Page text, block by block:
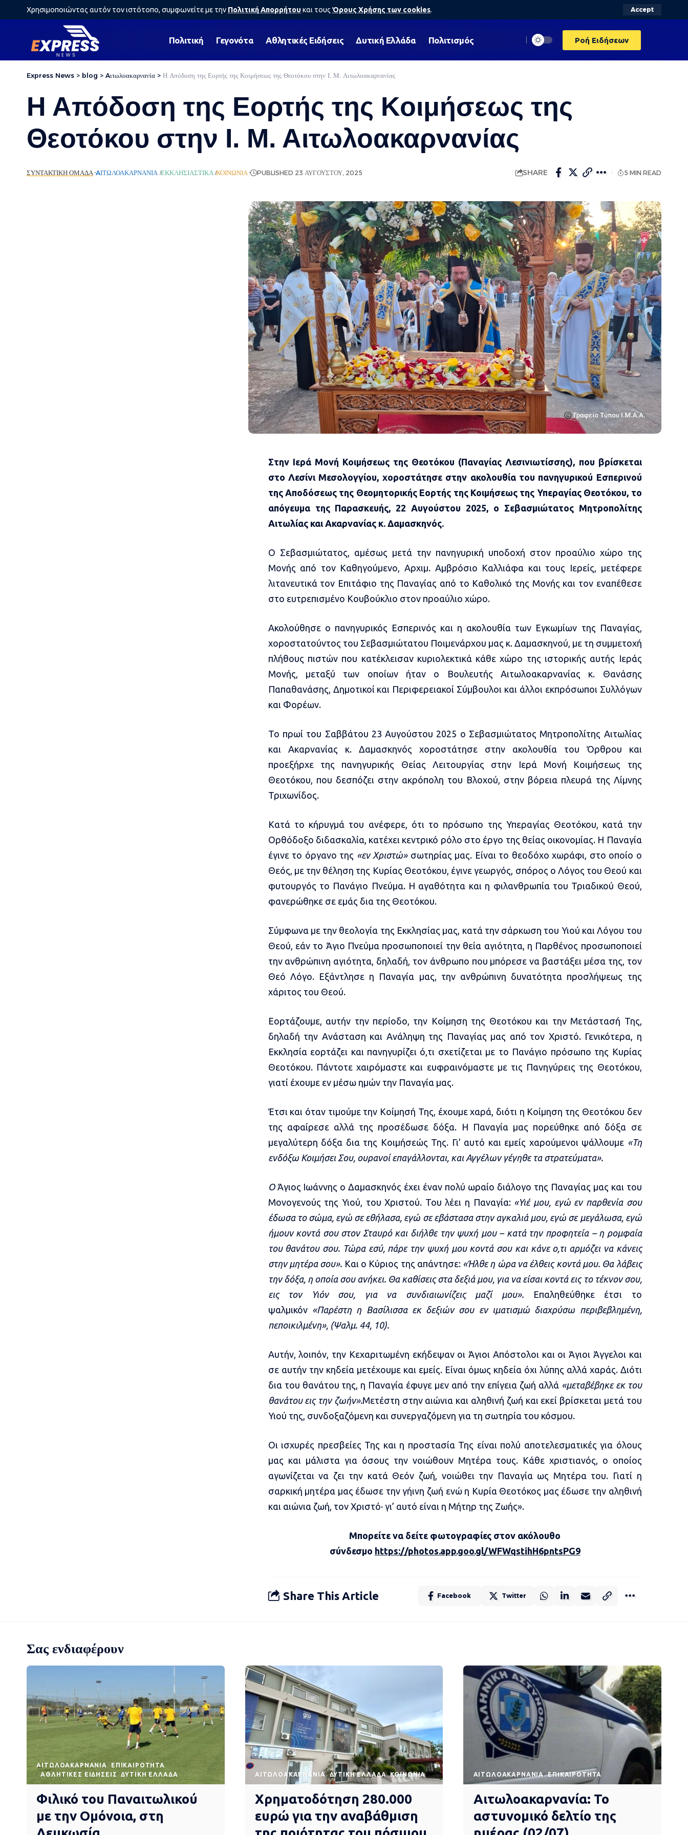
Χρησιμοποιώντας αυτόν τον ιστότοπο, συμφωνείτε με την Πολιτική Απορρήτου και τους Όρους Χρήσης των cookies. Accept
Πολιτική Γεγονότα Αθλητικές Ειδήσεις Δυτική Ελλάδα Πολιτισμός Ροή Ειδήσεων
Express News > blog > Aιτωλοακαρνανία > Η Απόδοση της Εορτής της Κοιμήσεως της Θεοτόκου στην Ι. Μ. Αιτωλοακαρνανίας
Η Απόδοση της Εορτής της Κοιμήσεως της
Θεοτόκου στην Ι. Μ. Αιτωλοακαρνανίας
ΣΥΝΤΑΚΤΙΚΉ ΟΜΆΔΑ AΙΤΩΛΟΑΚΑΡΝΑΝΊΑ ΕΚΚΛΗΣΙΑΣΤΙΚΆ ΚΟΙΝΩΝΊΑ PUBLISHED 23 ΑΥΓΟΎΣΤΟΥ, 2025 SHARE 5 MIN READ
Στην Ιερά Μονή Κοιμήσεως της Θεοτόκου (Παναγίας Λεσινιωτίσσης), που βρίσκεται
στο Λεσίνι Μεσολογγίου, χοροστάτησε στην ακολουθία του πανηγυρικού Εσπερινού
της Αποδόσεως της Θεομητορικής Εορτής της Κοιμήσεως της Υπεραγίας Θεοτόκου, το
απόγευμα της Παρασκευής, 22 Αυγούστου 2025, ο Σεβασμιώτατος Μητροπολίτης
Αιτωλίας και Ακαρνανίας κ. Δαμασκηνός.
Ο Σεβασμιώτατος, αμέσως μετά την πανηγυρική υποδοχή στον προαύλιο χώρο της
Μονής από τον Καθηγούμενο, Αρχιμ. Αμβρόσιο Καλλιάφα και τους Ιερείς, μετέφερε
λιτανευτικά τον Επιτάφιο της Παναγίας από το Καθολικό της Μονής και τον εναπέθεσε
στο ευτρεπισμένο Κουβούκλιο στον προαύλιο χώρο.
Ακολούθησε ο πανηγυρικός Εσπερινός και η ακολουθία των Εγκωμίων της Παναγίας,
χοροστατούντος του Σεβασμιώτατου Ποιμενάρχου μας κ. Δαμασκηνού, με τη συμμετοχή
πλήθους πιστών που κατέκλεισαν κυριολεκτικά κάθε χώρο της ιστορικής αυτής Ιεράς
Μονής, μεταξύ των οποίων ήταν ο Βουλευτής Αιτωλοακαρνανίας κ. Θανάσης
Παπαθανάσης, Δημοτικοί και Περιφερειακοί Σύμβουλοι και άλλοι εκπρόσωποι Συλλόγων
και Φορέων.
Το πρωί του Σαββάτου 23 Αυγούστου 2025 ο Σεβασμιώτατος Μητροπολίτης Αιτωλίας
και Ακαρνανίας κ. Δαμασκηνός χοροστάτησε στην ακολουθία του Όρθρου και
προεξήρχε της πανηγυρικής Θείας Λειτουργίας στην Ιερά Μονή Κοιμήσεως της
Θεοτόκου, που δεσπόζει στην ακρόπολη του Βλοχού, στην βόρεια πλευρά της Λίμνης
Τριχωνίδος.
Κατά το κήρυγμά του ανέφερε, ότι το πρόσωπο της Υπεραγίας Θεοτόκου, κατά την
Ορθόδοξο διδασκαλία, κατέχει κεντρικό ρόλο στο έργο της θείας οικονομίας. Η Παναγία
έγινε το όργανο της «εν Χριστώ» σωτηρίας μας. Είναι το θεοδόχο χωράφι, στο οποίο ο
Θεός, με την θέληση της Κυρίας Θεοτόκου, έγινε γεωργός, σπόρος ο Λόγος του Θεού και
φυτουργός το Πανάγιο Πνεύμα. Η αγαθότητα και η φιλανθρωπία του Τριαδικού Θεού,
φανερώθηκε σε εμάς δια της Θεοτόκου.
Σύμφωνα με την θεολογία της Εκκλησίας μας, κατά την σάρκωση του Υιού και Λόγου του
Θεού, εάν το Άγιο Πνεύμα προσωποποιεί την θεία αγιότητα, η Παρθένος προσωποποιεί
την ανθρώπινη αγιότητα, δηλαδή, τον άνθρωπο που μπόρεσε να βαστάξει μέσα της, τον
Θεό Λόγο. Εξάντλησε η Παναγία μας, την ανθρώπινη δυνατότητα προσλήψεως της
χάριτος του Θεού.
Εορτάζουμε, αυτήν την περίοδο, την Κοίμηση της Θεοτόκου και την Μετάστασή Της,
δηλαδή την Ανάσταση και Ανάληψη της Παναγίας μας από τον Χριστό. Γενικότερα, η
Εκκλησία εορτάζει και πανηγυρίζει ό,τι σχετίζεται με το Πανάγιο πρόσωπο της Κυρίας
Θεοτόκου. Πάντοτε χαιρόμαστε και ευφραινόμαστε με τις Πανηγύρεις της Θεοτόκου,
γιατί έχουμε εν μέσω ημών την Παναγία μας.
Έτσι και όταν τιμούμε την Κοίμησή Της, έχουμε χαρά, διότι η Κοίμηση της Θεοτόκου δεν
της αφαίρεσε αλλά της προσέδωσε δόξα. Η Παναγία μας πορεύθηκε από δόξα σε
μεγαλύτερη δόξα δια της Κοιμήσεώς Της. Γι’ αυτό και εμείς χαρούμενοι ψάλλουμε «Τη
ενδόξω Κοιμήσει Σου, ουρανοί επαγάλλονται, και Αγγέλων γέγηθε τα στρατεύματα».
ΟΆγιος Ιωάννης ο Δαμασκηνός έχει έναν πολύ ωραίο διάλογο της Παναγίας μας και του
Μονογενούς της Υιού, του Χριστού. Του λέει η Παναγία: «Υιέ μου, εγώ εν παρθενία σου
έδωσα το σώμα, εγώ σε εθήλασα, εγώ σε εβάστασα στην αγκαλιά μου, εγώ σε μεγάλωσα, εγώ
ήμουν κοντά σου στον Σταυρό και διήλθε την ψυχή μου – κατά την προφητεία – η ρομφαία
του θανάτου σου. Τώρα εσύ, πάρε την ψυχή μου κοντά σου και κάνε ο,τι αρμόζει να κάνεις
στην μητέρα σου». Και ο Κύριος της απάντησε: «Ήλθε η ώρα να έλθεις κοντά μου. Θα λάβεις
την δόξα, η οποία σου ανήκει. Θα καθίσεις στα δεξιά μου, για να είσαι κοντά εις το τέκνον σου,
εις τον Υιόν σου, για να συνδιαιωνίζεις μαζί μου».
Επαληθεύθηκε έτσι το
ψαλμικόν «Παρέστη η Βασίλισσα εκ δεξιών σου εν ιματισμώ διαχρύσω περιβεβλημένη,
πεποικιλμένη», (Ψαλμ. 44, 10).
Αυτήν, λοιπόν, την Κεχαριτωμένη εκήδεψαν οι Άγιοι Απόστολοι και οι Άγιοι Άγγελοι και
σε αυτήν την κηδεία μετέχουμε και εμείς. Είναι όμως κηδεία όχι λύπης αλλά χαράς. Διότι
δια του θανάτου της, η Παναγία έφυγε μεν από την επίγεια ζωή αλλά «μεταβέβηκε εκ του
θανάτου εις την ζωήν».Μετέστη στην αιώνια και αληθινή ζωή και εκεί βρίσκεται μετά του
Υιού της, συνδοξαζόμενη και συνεργαζόμενη για τη σωτηρία του κόσμου.
Οι ισχυρές πρεσβείες Της και η προστασία Της είναι πολύ αποτελεσματικές για όλους
μας και μάλιστα για όσους την νοιώθουν Μητέρα τους. Κάθε χριστιανός, ο οποίος
αγωνίζεται να ζει την κατά Θεόν ζωή, νοιώθει την Παναγία ως Μητέρα του. Γιατί η
σαρκική μητέρα μας έδωσε την γήινη ζωή ενώ η Κυρία Θεοτόκος μας έδωσε την αληθινή
και αιώνια ζωή, τον Χριστό· γι’ αυτό είναι η Μήτηρ της Ζωής».
Μπορείτε να δείτε φωτογραφίες στον ακόλουθο
σύνδεσμο https://photos.app.goo.gl/WFWqstihH6pntsPG9
Share This Article Facebook Twitter
Σας ενδιαφέρουν
AΙΤΩΛΟΑΚΑΡΝΑΝΊΑ
EΠΙΚΑΙΡΌΤΗΤΑ
ΑΘΛΗΤΙΚΈΣ ΕΙΔΉΣΕΙΣ
ΔΥΤΙΚΉ ΕΛΛΆΔΑ
Φιλικό του Παναιτωλικού
με την Ομόνοια, στη
AΙΤΩΛΟΑΚΑΡΝΑΝΊΑ ΔΥΤΙΚΉ ΕΛΛΆΔΑ ΚΟΙΝΩΝΊΑ
Χρηματοδότηση 280.000
ευρώ για την αναβάθμιση
AΙΤΩΛΟΑΚΑΡΝΑΝΊΑ EΠΙΚΑΙΡΌΤΗΤΑ
Αιτωλοακαρνανία: Το
αστυνομικό δελτίο της